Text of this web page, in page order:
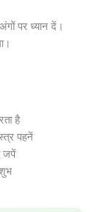
पर ध्यान दें।
है
पहनें
जपें